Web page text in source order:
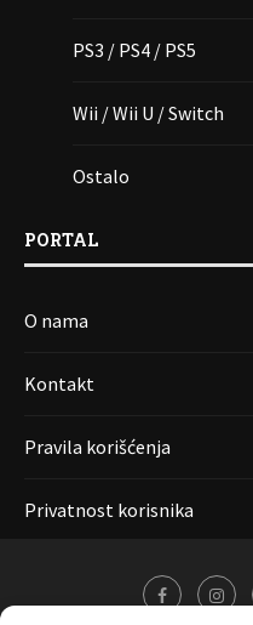
PS3 / PS4 / PS5
Wii / Wii U / Switch
Ostalo
PORTAL
O nama
Kontakt
Pravila korišćenja
Privatnost korisnika